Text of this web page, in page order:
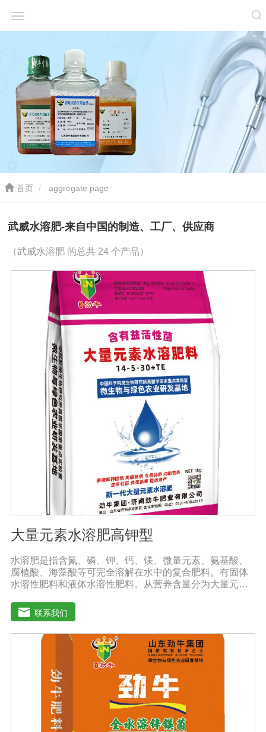
首页 aggregate page
武威水溶肥-来自中国的制造、工厂、供应商
（武威水溶肥 的总共 24 个产品）
大量元素水溶肥高钾型
水溶肥是指含氮、磷、钾、钙、镁、微量元素、氨基酸、
腐植酸、海藻酸等可完全溶解在水中的复合肥料。有固体
水溶性肥料和液体水溶性肥料。从营养含量分为大量元素
含氨基酸水溶性肥料、含腐植酸水溶性肥料、有机水溶性
肥料等。水溶肥与传统的过磷酸钙肥等品种相比，水溶性
肥料具有明显的优势。它是一种水溶性好、无残渣的速效
肥料，能完全溶于水，能直接被作物的根和叶吸收利用。
水溶肥作为一种快速肥料，其营养元素相对全面，根据不
同作物的肥料特点，相应的肥料配方不同，市场销售蔬
菜、果树、花卉、食品、棉花、油等作物专用水溶性肥
料。使用技巧：1．避免直接冲施，要采取二次稀释法。由
于水溶性肥料有别于一般的复合肥料，所以农民就不能够
按常规施肥方法，造成施肥不均匀，出现烧苗伤根，苗小
苗弱等现象，二次稀释保证冲肥均匀，提高肥料利用率。
联系我们